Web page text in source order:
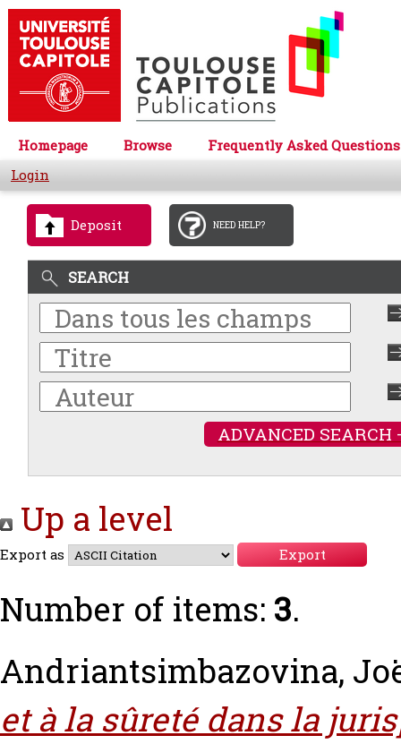
Homepage Browse
Frequently Asked Questions
Login
Deposit NEED HELP?
SEARCH
ADVANCED SEARCH
Up a level
Export as
Number of items: 3.
Andriantsimbazovina,
et à la sûreté dans la